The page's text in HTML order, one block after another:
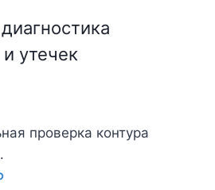
утечек
проверка контура